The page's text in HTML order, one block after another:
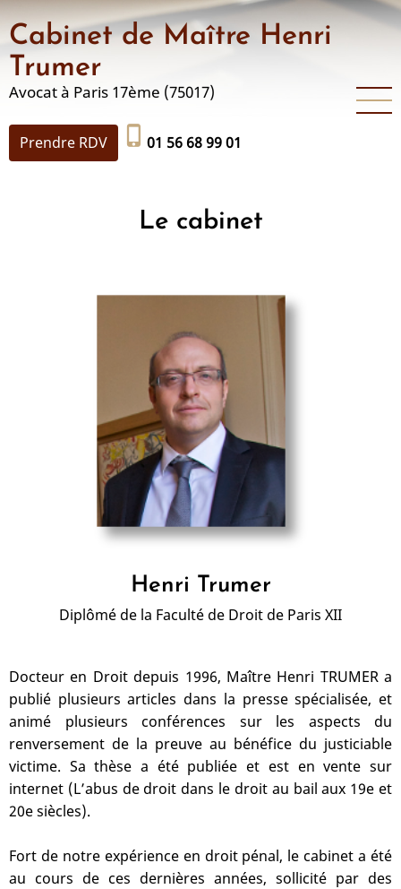
Aller
au
contenu
principal
Cabinet de Maître Henri
Trumer
Avocat à Paris 17ème (75017)
Prendre RDV phone_iphone 01 56 68 99 01
Le cabinet
Henri Trumer
Diplômé de la Faculté de Droit de Paris XII
Docteur en Droit depuis 1996, Maître Henri TRUMER a
publié plusieurs articles dans la presse spécialisée, et
animé plusieurs conférences sur les aspects du
renversement de la preuve au bénéfice du justiciable
victime. Sa thèse a été publiée et est en vente sur
internet (L’abus de droit dans le droit au bail aux 19e et
20e siècles).
Fort de notre expérience en droit pénal, le cabinet a été
au cours de ces dernières années, sollicité par des